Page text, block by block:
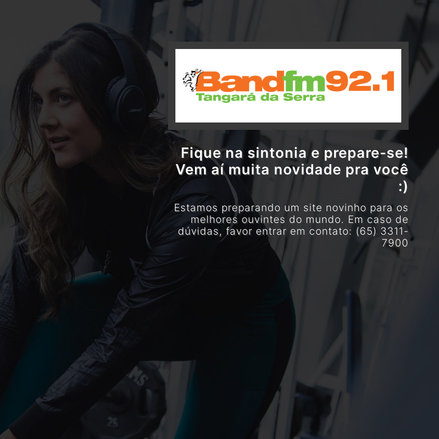
Fique na sintonia e prepare-se!
Vem aí muita novidade pra você
:)
Estamos preparando um site novinho para os
melhores ouvintes do mundo. Em caso de
dúvidas, favor entrar em contato: (65) 3311-
7900